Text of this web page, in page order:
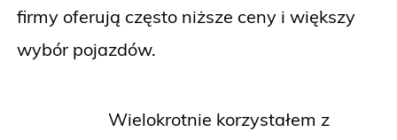
firmy oferują często niższe ceny i większy
wybór pojazdów.
Wielokrotnie korzystałem z